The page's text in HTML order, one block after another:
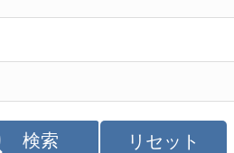
リセット
検索